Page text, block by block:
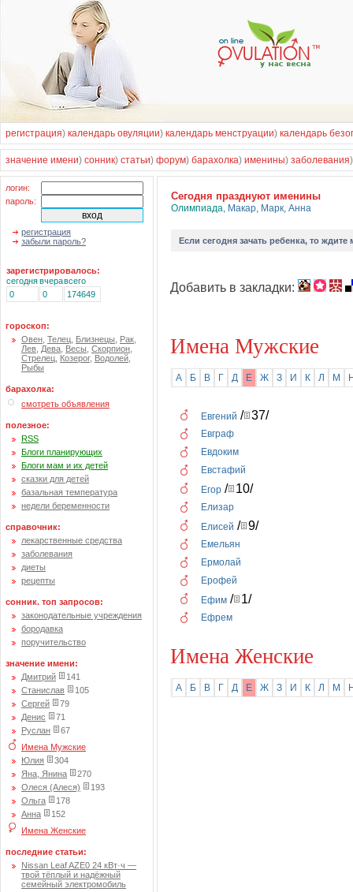
регистрация) календарь овуляции) календарь менструации) календарь
значение имени) сонник) статьи) форум) барахолка) именины) заболевания
логин:
пароль:
регистрация
забыли пароль?
зарегистрировалось:
сегоднявчеравсего
0
0 174649
гороскоп:
Овен Телец Близнецы Рак
Лев Дева Весы Скорпион
Стрелец Козерог, Водолей
Рыбы
барахолка:
смотреть объявления
полезное:
RSS
Блоги планирующих
Блоги мам и их детей
сказки для детей
базальная температура
недели беременности
справочник:
лекарственные средства
заболевания
диеты
рецепты
сонник. топ запросов:
законодательные учреждения
бородавка
поручительство
значение имени:
Дмитрий
141
Станислав
105
Сергей
79
Денис
71
Руслан
67
Имена Мужские
Юлия
304
Яна, Янина
270
Олеся (Алеся)
193
Ольга
178
Анна
152
Имена Женские
последние статьи:
Nissan Leaf AZE0 24 кВт·ч —
твой тёплый и надёжный
семейный электромобиль
Cегодня празднуют именины
Олимпиада, Макар, Марк, Анна
Если сегодня зачать ребенка, то
Добавить в закладки:
Имена Мужские
А Б В Г Д Е Ж З И К Л М
Евгений / 37/
Евграф
Евдоким
Евстафий
Егор / 10/
Елизар
Елисей / 9/
Емельян
Ермолай
Ерофей
Ефим / 1/
Ефрем
Имена Женские
А Б В Г Д Е Ж З И К Л М